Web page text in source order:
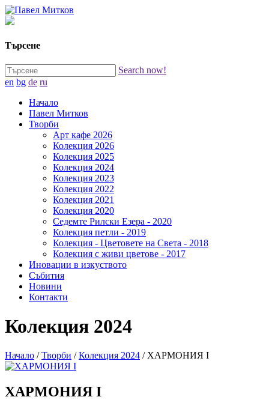
Търсене
Search now!
en bg de ru
Начало
Павел Митков
Творби
Арт кафе 2026
Колекция 2026
Колекция 2025
Колекция 2024
Колекция 2023
Колекция 2022
Колекция 2021
Колекция 2020
Седемте Рилски Езера - 2020
Колекция петли - 2019
Колекция - Цветовете на Света - 2018
Колекция с живи цветове - 2017
Иновации в изкуството
Събития
Новини
Контакти
Колекция 2024
Начало /Творби /Колекция 2024 /ХАРМОНИЯ I
ХАРМОНИЯ I